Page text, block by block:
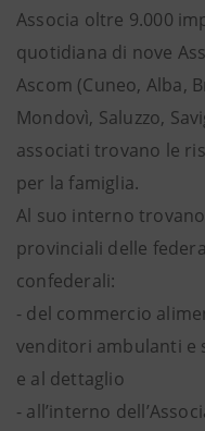
Associa oltre 9.000
quotidiana di nove
Ascom (Cuneo, Alba,
Mondovì, Saluzzo,
associati trovano le
per la famiglia.
Al suo interno
provinciali delle
confederali:
- del commercio
venditori ambulanti e
e al dettaglio
- all’interno